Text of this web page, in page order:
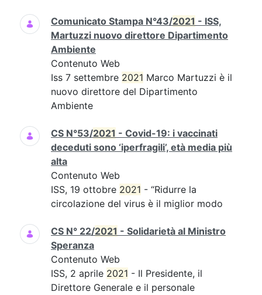
Comunicato Stampa N°43/2021 - ISS,
Martuzzi nuovo direttore Dipartimento
Ambiente
Contenuto Web
Iss 7 settembre 2021 Marco Martuzzi è il
nuovo direttore del Dipartimento
Ambiente
CS N°53/2021 - Covid-19: i vaccinati
deceduti sono ‘iperfragili’, età media più
alta
Contenuto Web
ISS, 19 ottobre 2021 - “Ridurre la
circolazione del virus è il miglior modo
CS N° 22/2021 - Solidarietà al Ministro
Speranza
Contenuto Web
ISS, 2 aprile 2021 - Il Presidente, il
Direttore Generale e il personale